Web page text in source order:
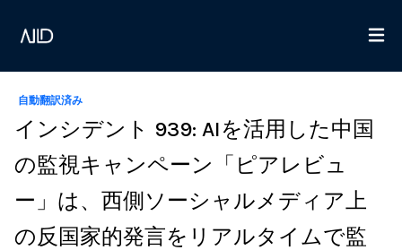
自動翻訳済み
インシデント 939: AIを活用した中国
の監視キャンペーン「ピアレビュ
ー」は、西側ソーシャルメディア上
の反国家的発言をリアルタイムで監